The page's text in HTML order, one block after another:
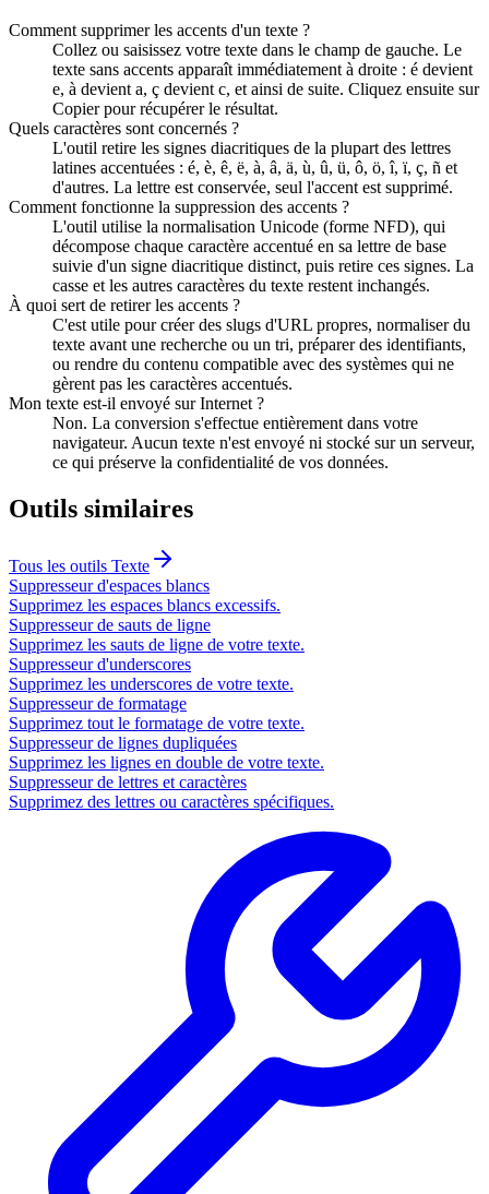
Comment supprimer les accents d'un texte ?
Collez ou saisissez votre texte dans le champ de gauche. Le
texte sans accents apparaît immédiatement à droite : é devient
e, à devient a, ç devient c, et ainsi de suite. Cliquez ensuite sur
Copier pour récupérer le résultat.
Quels caractères sont concernés ?
L'outil retire les signes diacritiques de la plupart des lettres
latines accentuées : é, è, ê, ë, à, â, ä, ù, û, ü, ô, ö, î, ï, ç, ñ et
d'autres. La lettre est conservée, seul l'accent est supprimé.
Comment fonctionne la suppression des accents ?
L'outil utilise la normalisation Unicode (forme NFD), qui
décompose chaque caractère accentué en sa lettre de base
suivie d'un signe diacritique distinct, puis retire ces signes. La
casse et les autres caractères du texte restent inchangés.
À quoi sert de retirer les accents ?
C'est utile pour créer des slugs d'URL propres, normaliser du
texte avant une recherche ou un tri, préparer des identifiants,
ou rendre du contenu compatible avec des systèmes qui ne
gèrent pas les caractères accentués.
Mon texte est-il envoyé sur Internet ?
Non. La conversion s'effectue entièrement dans votre
navigateur. Aucun texte n'est envoyé ni stocké sur un serveur,
ce qui préserve la confidentialité de vos données.
Outils similaires
Tous les outils Texte
Suppresseur d'espaces blancs
Supprimez les espaces blancs excessifs.
Suppresseur de sauts de ligne
Supprimez les sauts de ligne de votre texte.
Suppresseur d'underscores
Supprimez les underscores de votre texte.
Suppresseur de formatage
Supprimez tout le formatage de votre texte.
Suppresseur de lignes dupliquées
Supprimez les lignes en double de votre texte.
Suppresseur de lettres et caractères
Supprimez des lettres ou caractères spécifiques.